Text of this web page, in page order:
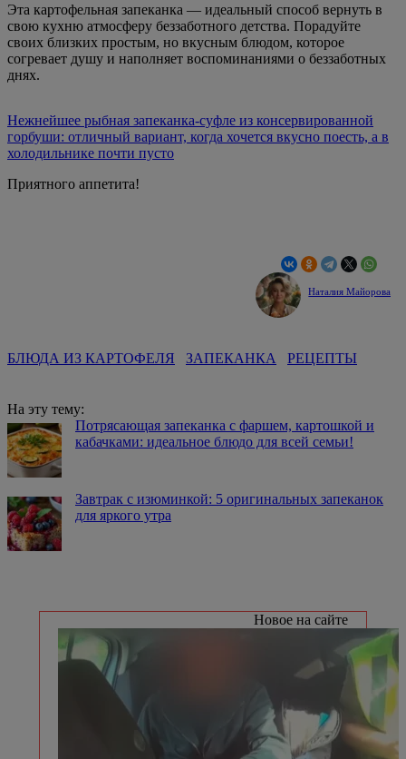
Эта картофельная запеканка — идеальный способ вернуть в
свою кухню атмосферу беззаботного детства. Порадуйте
своих близких простым, но вкусным блюдом, которое
согревает душу и наполняет воспоминаниями о беззаботных
днях.
Нежнейшее рыбная запеканка-суфле из консервированной
горбуши: отличный вариант, когда хочется вкусно поесть, а в
холодильнике почти пусто
Приятного аппетита!
Наталия Майорова
БЛЮДА ИЗ КАРТОФЕЛЯ ЗАПЕКАНКА РЕЦЕПТЫ
На эту тему:
Потрясающая запеканка с фаршем, картошкой и
кабачками: идеальное блюдо для всей семьи!
Завтрак с изюминкой: 5 оригинальных запеканок
для яркого утра
Новое на сайте